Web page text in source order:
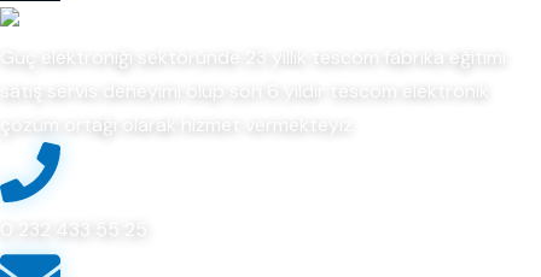
Güç elektroniği sektöründe 23 yıllık tescom fabrika eğitimi
satış servis deneyimi olup son 6 yıldır tescom elektronik
çözüm ortağı olarak hizmet vermekteyiz.
0 232 433 55 25